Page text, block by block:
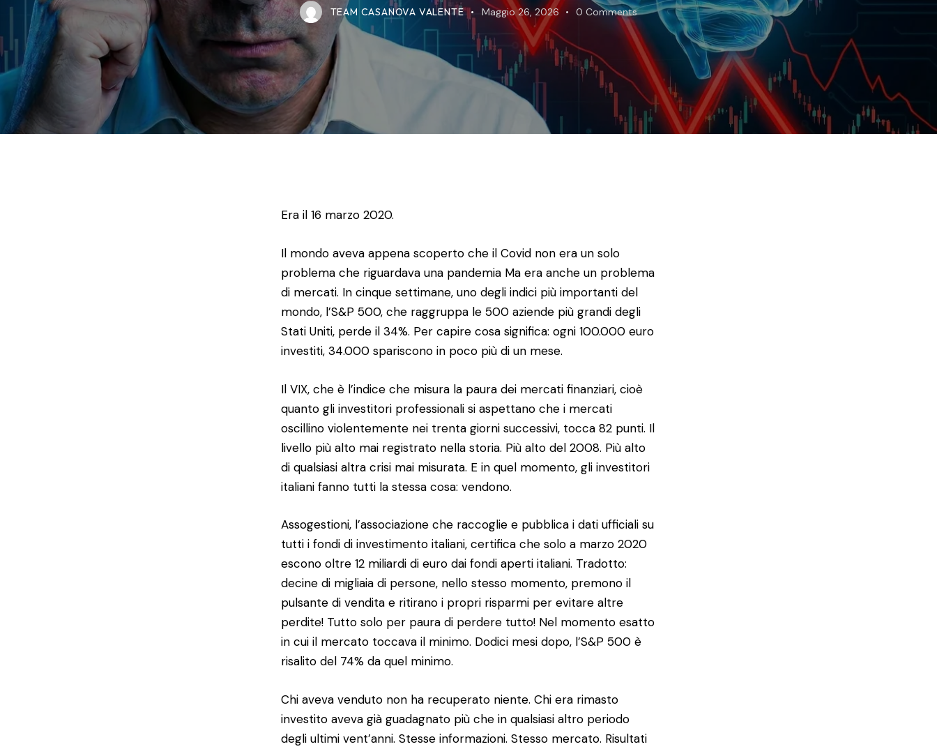
TEAM CASANOVA VALENTE Maggio 26, 2026 0 Comments
Era il 16 marzo 2020.
Il mondo aveva appena scoperto che il Covid non era un solo
problema che riguardava una pandemia Ma era anche un problema
di mercati. In cinque settimane, uno degli indici più importanti del
mondo, l’S&P 500, che raggruppa le 500 aziende più grandi degli
Stati Uniti, perde il 34%. Per capire cosa significa: ogni 100.000 euro
investiti, 34.000 spariscono in poco più di un mese.
Il VIX, che è l’indice che misura la paura dei mercati finanziari, cioè
quanto gli investitori professionali si aspettano che i mercati
oscillino violentemente nei trenta giorni successivi, tocca 82 punti. Il
livello più alto mai registrato nella storia. Più alto del 2008. Più alto
di qualsiasi altra crisi mai misurata. E in quel momento, gli investitori
italiani fanno tutti la stessa cosa: vendono.
Assogestioni, l’associazione che raccoglie e pubblica i dati ufficiali su
tutti i fondi di investimento italiani, certifica che solo a marzo 2020
escono oltre 12 miliardi di euro dai fondi aperti italiani. Tradotto:
decine di migliaia di persone, nello stesso momento, premono il
pulsante di vendita e ritirano i propri risparmi per evitare altre
perdite! Tutto solo per paura di perdere tutto! Nel momento esatto
in cui il mercato toccava il minimo. Dodici mesi dopo, l’S&P 500 è
risalito del 74% da quel minimo.
Chi aveva venduto non ha recuperato niente. Chi era rimasto
investito aveva già guadagnato più che in qualsiasi altro periodo
degli ultimi vent’anni. Stesse informazioni. Stesso mercato. Risultati